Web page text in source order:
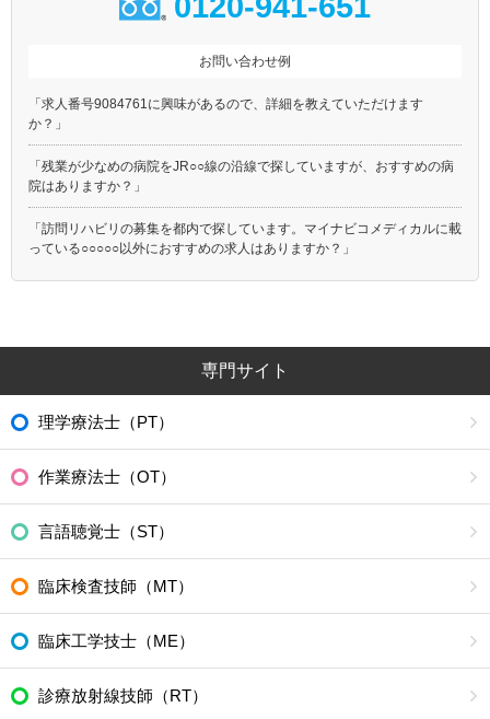
0120-941-651
お問い合わせ例
「求人番号9084761に興味があるので、詳細を教えていただけます
か？」
「残業が少なめの病院をJR○○線の沿線で探していますが、おすすめの病
院はありますか？」
「訪問リハビリの募集を都内で探しています。マイナビコメディカルに載
っている○○○○○以外におすすめの求人はありますか？」
専門サイト
理学療法士（PT）
作業療法士（OT）
言語聴覚士（ST）
臨床検査技師（MT）
臨床工学技士（ME）
診療放射線技師（RT）